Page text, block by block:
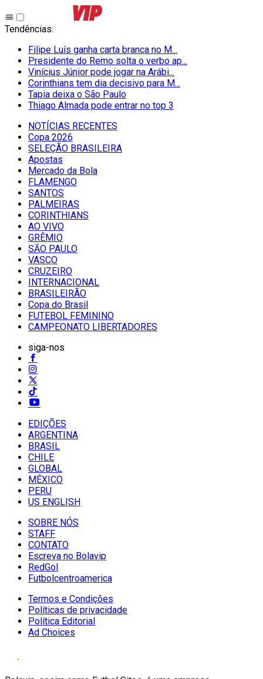
Tendências:
Filipe Luís ganha carta branca no M...
Presidente do Remo solta o verbo ap...
Vinícius Júnior pode jogar na Arábi...
Corinthians tem dia decisivo para M...
Tapia deixa o São Paulo
Thiago Almada pode entrar no top 3
NOTÍCIAS RECENTES
Copa 2026
SELEÇÃO BRASILEIRA
Apostas
Mercado da Bola
FLAMENGO
SANTOS
PALMEIRAS
CORINTHIANS
AO VIVO
GRÊMIO
SĀO PAULO
VASCO
CRUZEIRO
INTERNACIONAL
BRASILEIRÃO
Copa do Brasil
FUTEBOL FEMININO
CAMPEONATO LIBERTADORES
siga-nos
EDIÇÕES
ARGENTINA
BRASIL
CHILE
GLOBAL
MÉXICO
PERU
US ENGLISH
SOBRE NÓS
STAFF
CONTATO
Escreva no Bolavip
RedGol
Futbolcentroamerica
Termos e Condições
Políticas de privacidade
Política Editorial
Ad Choices